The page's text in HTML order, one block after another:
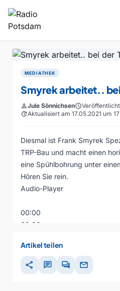
MEDIATHEK
Smyrek arbeitet..
personJule Sönnichsenschedule
updateAktualisiert am 17.05.2021 um
Diesmal ist Frank Smyrek
TRP-Bau und macht einen
eine Spühlbohrung unter
Hören Sie rein.
Audio-Player
00:00
00:00
Artikel teilen
share chat forum mail